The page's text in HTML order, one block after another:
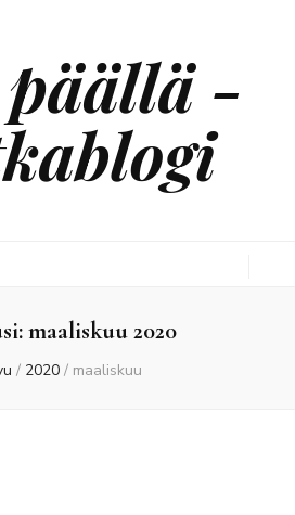
-
maaliskuu 2020
/ 2020 / maaliskuu